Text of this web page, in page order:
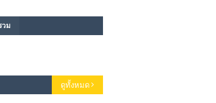
วม
ดูทั้งหมด